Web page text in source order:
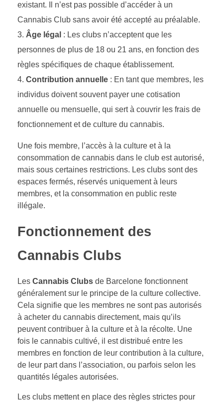
existant. Il n’est pas possible d’accéder à un
Cannabis Club sans avoir été accepté au préalable.
Âge légal : Les clubs n’acceptent que les
personnes de plus de 18 ou 21 ans, en fonction des
règles spécifiques de chaque établissement.
Contribution annuelle : En tant que membres, les
individus doivent souvent payer une cotisation
annuelle ou mensuelle, qui sert à couvrir les frais de
fonctionnement et de culture du cannabis.
Une fois membre, l’accès à la culture et à la
consommation de cannabis dans le club est autorisé,
mais sous certaines restrictions. Les clubs sont des
espaces fermés, réservés uniquement à leurs
membres, et la consommation en public reste
illégale.
Fonctionnement des
Cannabis Clubs
Les Cannabis Clubs de Barcelone fonctionnent
généralement sur le principe de la culture collective.
Cela signifie que les membres ne sont pas autorisés
à acheter du cannabis directement, mais qu’ils
peuvent contribuer à la culture et à la récolte. Une
fois le cannabis cultivé, il est distribué entre les
membres en fonction de leur contribution à la culture,
de leur part dans l’association, ou parfois selon les
quantités légales autorisées.
Les clubs mettent en place des règles strictes pour